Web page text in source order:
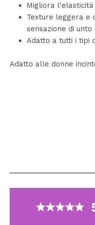
Migliora
Texture leggera e
sensazione di unto
Adatto a tutti i tipi
Adatto alle donne